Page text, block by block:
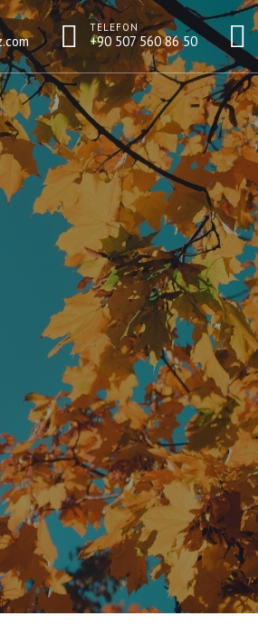
TELEFON
+90 507 560 86 50